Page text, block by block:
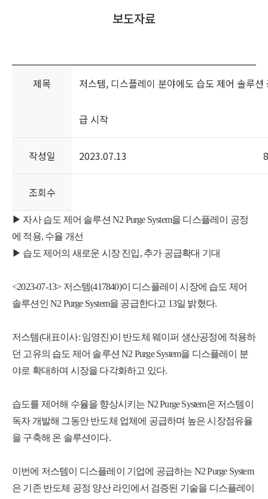
보도자료
제목 저스템, 디스플레이 분야에도 습도 제어 솔루션
급 시작
작성일 2023.07.13
조회수
▶ 자사 습도 제어 솔루션 N2 Purge System을 디스플레이 공정
에 적용, 수율 개선
▶ 습도 제어의 새로운 시장 진입, 추가 공급확대 기대
<2023-07-13> 저스템(417840)이 디스플레이 시장에 습도 제어
솔루션인 N2 Purge System을 공급한다고 13일 밝혔다.
저스템(대표이사: 임영진)이 반도체 웨이퍼 생산공정에 적용하
던 고유의 습도 제어 솔루션 N2 Purge System을 디스플레이 분
야로 확대하며 시장을 다각화하고 있다.
습도를 제어해 수율을 향상시키는 N2 Purge System은 저스템이
독자 개발해 그동안 반도체 업체에 공급하며 높은 시장점유율
을 구축해 온 솔루션이다.
이번에 저스템이 디스플레이 기업에 공급하는 N2 Purge System
은 기존 반도체 공정 양산 라인에서 검증된 기술을 디스플레이